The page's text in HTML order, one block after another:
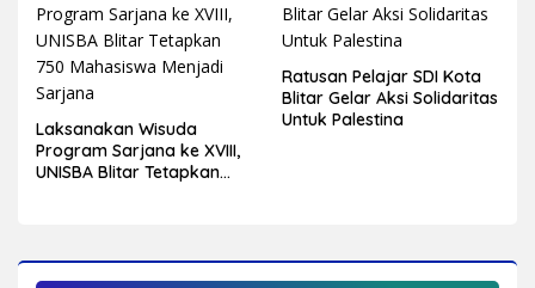
Laksanakan Wisuda
Program Sarjana ke XVIII,
UNISBA Blitar Tetapkan
Ratusan Pelajar SDI Kota
Blitar Gelar Aksi Solidaritas
Untuk Palestina